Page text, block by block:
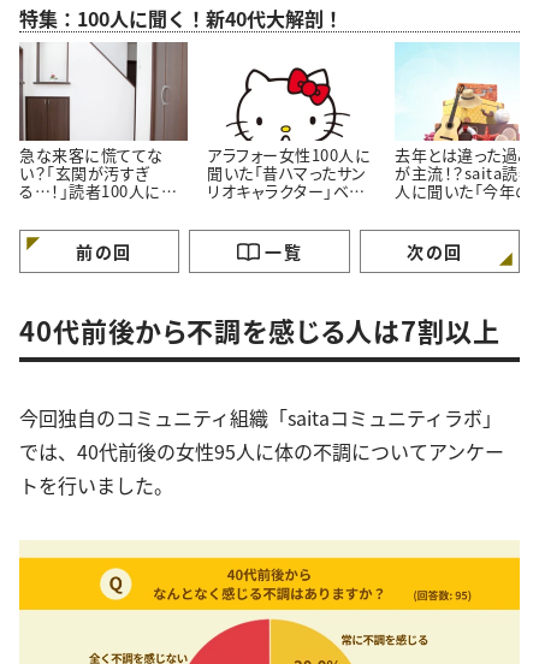
特集：100人に聞く！新40代大解剖！
急な来客に慌ててな
い？「玄関が汚すぎ
る…！」読者100人に聞
ておくコツ」3選
アラフォー女性100人に
聞いた「昔ハマったサン
リオキャラクター」ベス
ーがランクイン
去年とは違った過ご
が主流！？saita読
人に聞いた「今年の
前の回 一覧 次の回
40代前後から不調を感じる人は7割以上
今回独自のコミュニティ組織「saitaコミュニティラボ」
では、40代前後の女性95人に体の不調についてアンケー
トを行いました。